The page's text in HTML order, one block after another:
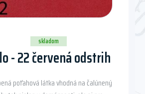
skladom
- 22 červená odstrih
poťahová látka vhodná na čalúnený